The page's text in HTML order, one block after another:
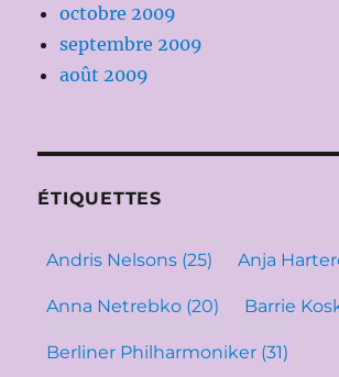
octobre 2009
septembre 2009
août 2009
ÉTIQUETTES
Andris Nelsons (25) Anja
Anna Netrebko (20) Barrie
Berliner Philharmoniker (31)